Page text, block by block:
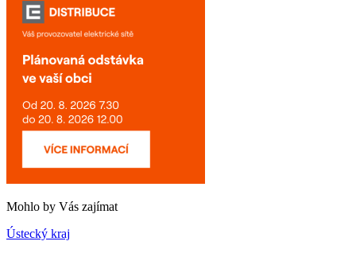
Mohlo by Vás zajímat
Ústecký kraj